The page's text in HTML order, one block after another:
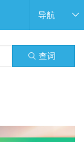
导航
查词